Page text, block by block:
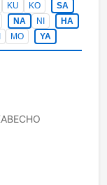
KU KO
SA
NA NI
HA
MO YA